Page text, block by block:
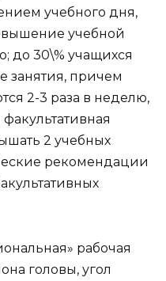
учебного дня,
учебной
до 30\% учащихся
занятия, причем
2-3 раза в неделю,
2 учебных
рекомендации
рабочая
головы, угол